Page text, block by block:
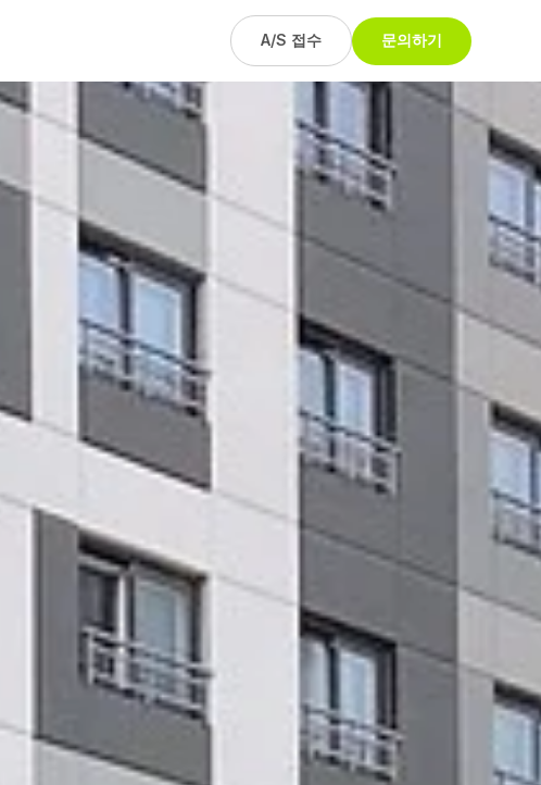
A/S 접수 문의하기